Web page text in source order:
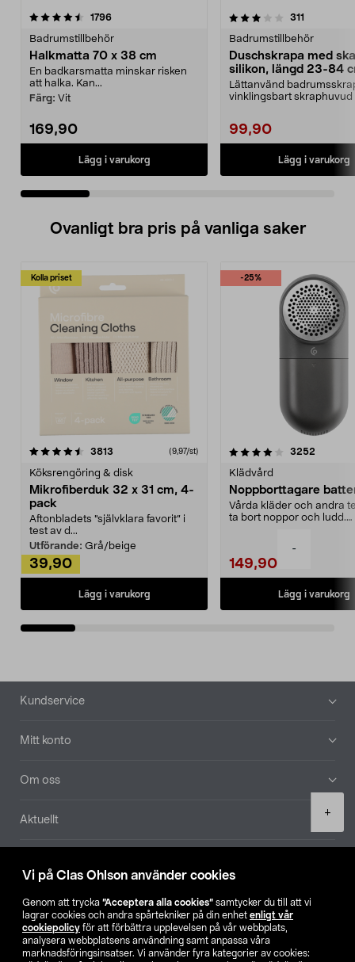
Vi på Clas Ohlson använder cookies
Genom att trycka ”Acceptera alla cookies” samtycker du till att vi
lagrar cookies och andra spårtekniker på din enhet enligt vår
cookiepolicy för att förbättra upplevelsen på vår webbplats,
analysera webbplatsens användning samt anpassa våra
marknadsföringsinsatser. Vi använder fyra kategorier av cookies:
-
+
1796recensioner
Badrumstillbehör
Halkmatta 70 x 38 cm
En badkarsmatta minskar risken
att halka. Kan...
Färg: Vit
169,90
Lägg i varukorg
3.5 av 5 stjärnor 311
Badrumstillbehör
Duschskrapa med
silikon, längd 23-84
Lättanvänd
vinklingsbart skraphuvud
99,90
Lägg i varukorg
4.5 av 5 stjärnor
Ovanligt bra pris på vanliga saker
Kolla priset
3813 (9,97/st)
Köksrengöring & disk
Mikrofiberduk 32 x 31 cm, 4-
pack
Aftonbladets "självklara favorit” i
test av d...
Utförande: Grå/beige
39,90
Lägg i varukorg
-25%
4.0av 5 stjärnor 3252
Klädvård
Noppborttagare
Vårda kläder och andra
ta bort noppor och ludd.
149,90
Lägg i varukorg
4.5av 5 stjärnor
Sidfot
Kundservice
Mitt konto
Om oss
Aktuellt
Hitta butik
SE NO FI